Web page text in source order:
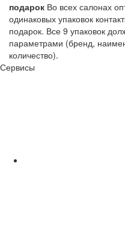
подарок Во всех салонах
одинаковых упаковок
подарок. Все 9 упаковок
параметрами (бренд,
количество).
Сервисы